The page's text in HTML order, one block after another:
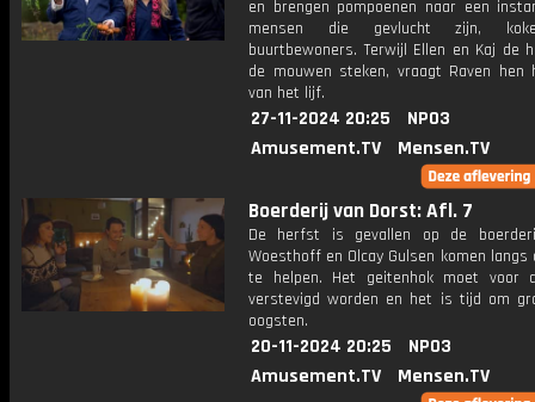
en brengen pompoenen naar een
mensen die gevlucht zijn,
buurtbewoners. Terwijl Ellen en Kaj de
de mouwen steken, vraagt Raven hen
van het lijf.
27-11-2024 20:25
NPO3
Amusement.TV
Mensen.TV
Boerderij van Dorst: Afl. 7
De herfst is gevallen op de
Woesthoff en Olcay Gulsen komen langs
te helpen. Het geitenhok moet voor
verstevigd worden en het is tijd om
oogsten.
20-11-2024 20:25
NPO3
Amusement.TV
Mensen.TV